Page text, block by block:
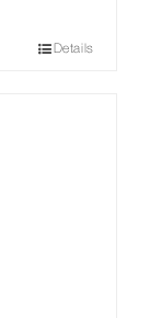
Details